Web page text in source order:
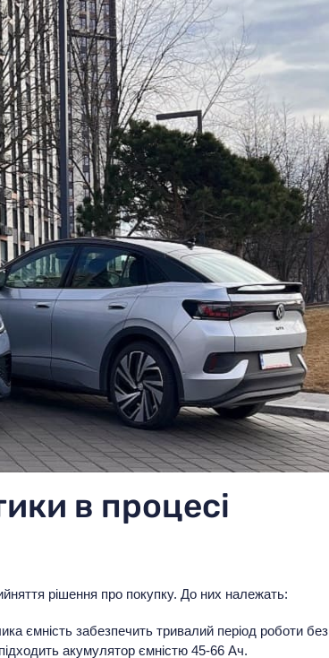
в процесі
рішення про покупку. До них належать:
ємність забезпечить тривалий період роботи без
акумулятор ємністю 45-66 Ач.